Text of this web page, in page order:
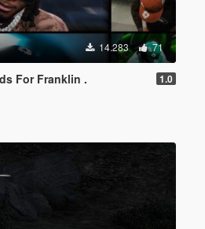
14.283 71
For Franklin . 1.0